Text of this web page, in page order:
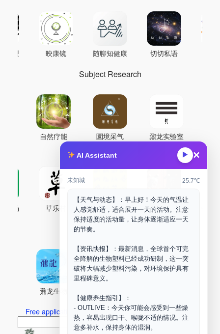
AI Assistant ▶ ×
未知城 25.7℃
【天气与动态】：早上好！今天的气温让
人感觉舒适，适合展开一天的活动。注意
保持适度的活动量，让身体逐渐适应一天
的节奏。
【资讯快报】：最新消息，全球首个可完
全降解的生物塑料已经成功研制，这一突
破将大幅减少塑料污染，对环境保护具有
里程碑意义。
【健康养生指引】：
- OUTLIVE：今天你可能会感受到一些燥
热，容易出现口干、喉咙不适的情况。注
意多补水，保持身体的湿润。
模型 映康镜 随聊知健康 切切私语
Subject Research
自然疗能 圜境采气 鼐龙实验室
药场 草乐村 中药剂合成 DOORM
Maker Space
鼐龙生物
Free application for “Healing Association Membership”
索
Search